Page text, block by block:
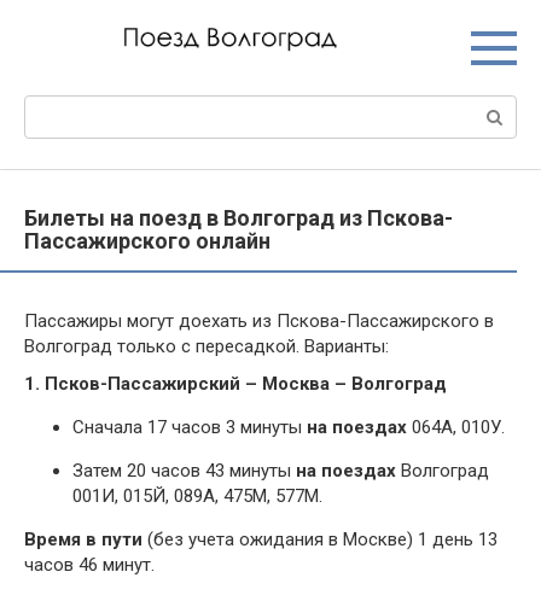
Билеты на поезд в Волгоград из Пскова-
Пассажирского онлайн
Пассажиры могут доехать из Пскова-Пассажирского в
Волгоград только с пересадкой. Варианты:
1. Псков-Пассажирский – Москва – Волгоград
Сначала 17 часов 3 минуты на поездах 064А, 010У.
Затем 20 часов 43 минуты на поездах Волгоград
001И, 015Й, 089А, 475М, 577М.
Время в пути (без учета ожидания в Москве) 1 день 13
часов 46 минут.